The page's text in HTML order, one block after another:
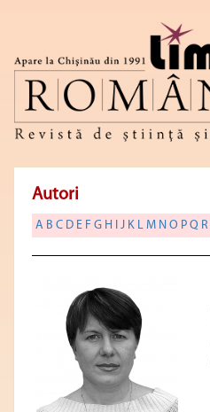
Autori
A B C D E F G H I J K L M N O P Q R